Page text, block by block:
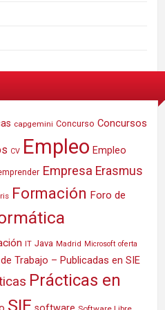
capgemini Concurso Concursos
CV Empleo Empleo
Empresa Erasmus
Formación Foro de
IT Java Madrid Microsoft oferta
Trabajo – Publicadas en SIE
Prácticas en
SIE